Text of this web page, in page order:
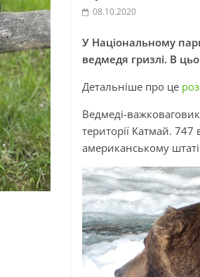
08.10.2020
У Національному
ведмедя гризлі. В
Детальніше про це
Ведмеді-
території Катмай.
американському